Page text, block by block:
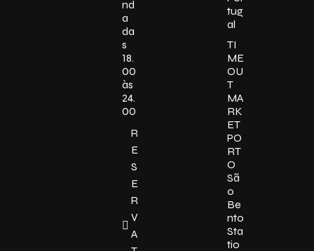
nd
a
da
s
18.
00
às
24.
00
R
E
S
E
R
V
A
tug
al
TI
ME
OU
T
MA
RK
ET
PO
RT
O
Sã
o
Be
nto
Sta
tio